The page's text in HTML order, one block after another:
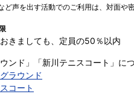
ど声を出す活動でのご利用は、対面や
きましても、定員の50％以内
ンド」「新川テニスコート」に
ラウンド
コート